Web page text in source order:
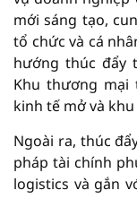
mới sáng tạo,
tổ chức và cá
hướng thúc đẩy
Khu thương mại
kinh tế mở và
Ngoài ra, thúc
pháp tài chính
logistics và gắn